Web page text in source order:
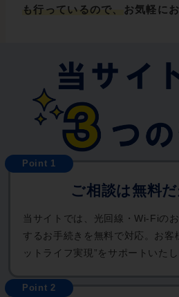
も行っているので、 お気軽に
ご相談は無料
当サイトでは、光回線・Wi-Fiの
するお手続きを無料で対応。お客
ットライフ実現”をサポートいたし